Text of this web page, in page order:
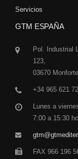
Servicios
GTM ESPAÑA
Pol. Industrial
123,
03670
+34 965 621
Lunes a
7:00 a 15:30
FAX 966 196